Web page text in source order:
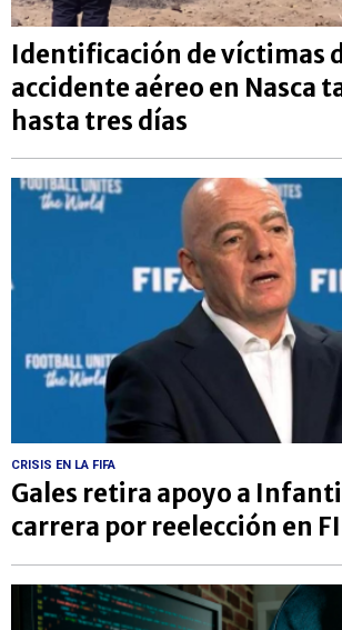
Identificación de víctimas
accidente aéreo en Nasca
hasta tres días
CRISIS EN LA FIFA
Gales retira apoyo a
carrera por reelección en